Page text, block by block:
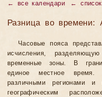
← все календари ←
Разница во времени:
Часовые пояса
исчисления,
временные зоны. В
единое местное
различными регионами и
географическим